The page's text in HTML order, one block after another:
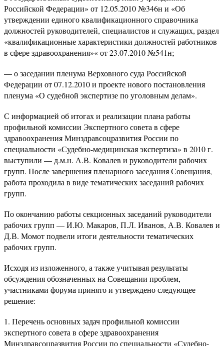
Российской Федерации» от 12.05.2010 №346н и «Об
утверждении единого квалификационного справочника
должностей руководителей, специалистов и служащих, раздел
«квалификационные характеристики должностей работников
в сфере здравоохранения»« от 23.07.2010 №541н;
— о заседании пленума Верховного суда Российской
Федерации от 07.12.2010 и проекте нового постановления
пленума «О судебной экспертизе по уголовным делам».
С информацией об итогах и реализации плана работы
профильной комиссии Экспертного совета в сфере
здравоохранения Минздравсоцразвития России по
специальности «Судебно-медицинская экспертиза» в 2010 г.
выступили — д.м.н. А.В. Ковалев и руководители рабочих
групп. После завершения пленарного заседания Совещания,
работа проходила в виде тематических заседаний рабочих
групп.
По окончанию работы секционных заседаний руководители
рабочих групп — И.Ю. Макаров, П.Л. Иванов, А.В. Ковалев и
Д.В. Момот подвели итоги деятельности тематических
рабочих групп.
Исходя из изложенного, а также учитывая результаты
обсуждения обозначенных на Совещании проблем,
участниками форума принято и утверждено следующее
решение:
1. Перечень основных задач профильной комиссии
экспертного совета в сфере здравоохранения
Минздравсоцразвития России по специальности «Судебно-